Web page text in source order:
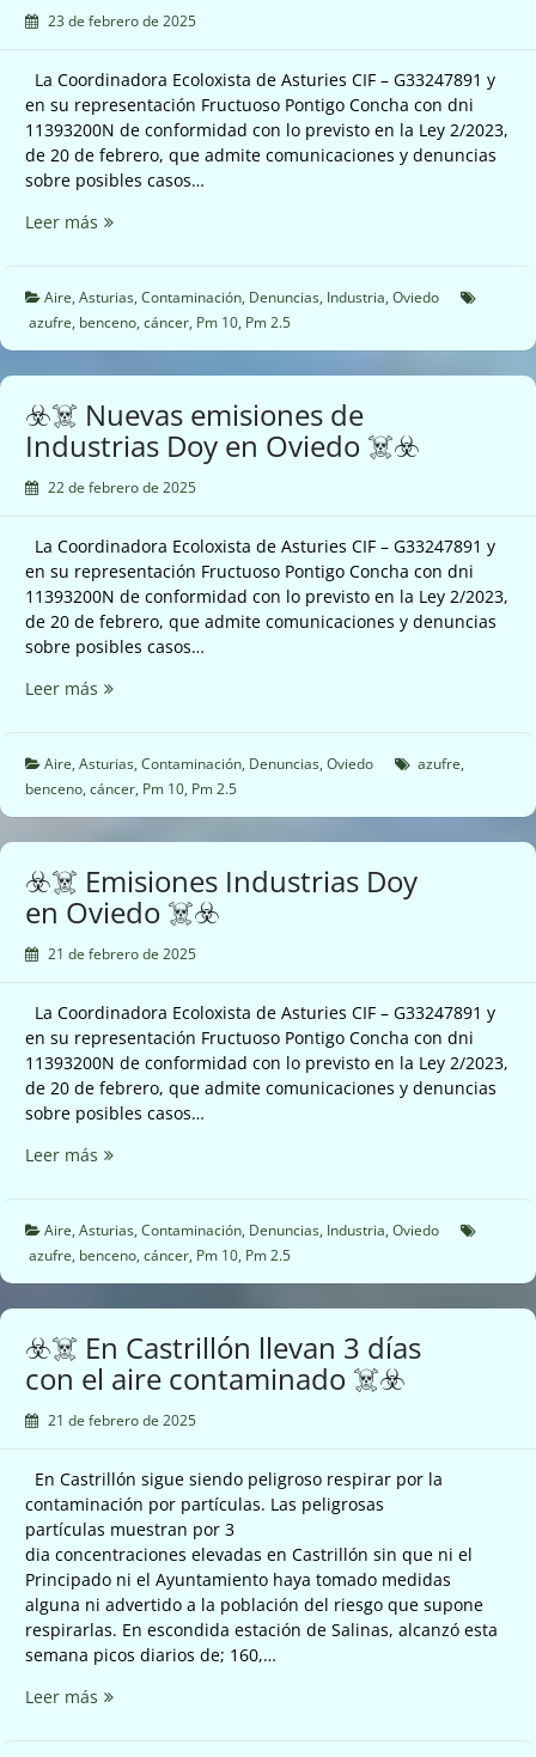
23 de febrero de 2025
La Coordinadora Ecoloxista de Asturies CIF – G33247891 y
en su representación Fructuoso Pontigo Concha con dni
11393200N de conformidad con lo previsto en la Ley 2/2023,
de 20 de febrero, que admite comunicaciones y denuncias
sobre posibles casos…
Leer más ☣️☠️
de
Industrias
Doy
en
☠️☣️
Aire, Asturias, Contaminación, Denuncias, Industria, Oviedo
azufre, benceno, cáncer, Pm 10, Pm 2.5
☣️☠️ Nuevas emisiones de
Industrias Doy en Oviedo ☠️☣️
22 de febrero de 2025
La Coordinadora Ecoloxista de Asturies CIF – G33247891 y
en su representación Fructuoso Pontigo Concha con dni
11393200N de conformidad con lo previsto en la Ley 2/2023,
de 20 de febrero, que admite comunicaciones y denuncias
sobre posibles casos…
Leer más ☣️☠️
de
Industrias
Doy
en
☠️☣️
Aire, Asturias, Contaminación, Denuncias, Oviedo azufre,
benceno, cáncer, Pm 10, Pm 2.5
☣️☠️ Emisiones Industrias Doy
en Oviedo ☠️☣️
21 de febrero de 2025
La Coordinadora Ecoloxista de Asturies CIF – G33247891 y
en su representación Fructuoso Pontigo Concha con dni
11393200N de conformidad con lo previsto en la Ley 2/2023,
de 20 de febrero, que admite comunicaciones y denuncias
sobre posibles casos…
Leer más ☣️☠️
Doy
en
Oviedo
☠️☣️
Aire, Asturias, Contaminación, Denuncias, Industria, Oviedo
azufre, benceno, cáncer, Pm 10, Pm 2.5
☣️☠️ En Castrillón llevan 3 días
con el aire contaminado ☠️☣️
21 de febrero de 2025
En Castrillón sigue siendo peligroso respirar por la
contaminación por partículas. Las peligrosas
partículas muestran por 3
dia concentraciones elevadas en Castrillón sin que ni el
Principado ni el Ayuntamiento haya tomado medidas
alguna ni advertido a la población del riesgo que supone
respirarlas. En escondida estación de Salinas, alcanzó esta
semana picos diarios de; 160,…
Leer más ☣️☠️